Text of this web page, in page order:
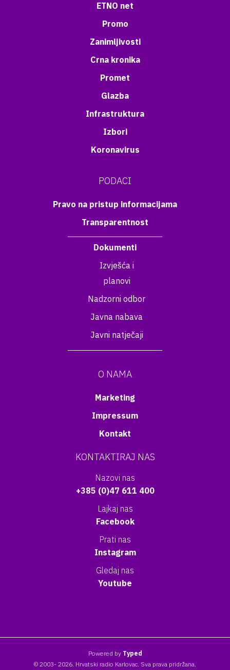
ETNO net
Promo
Zanimljivosti
Crna kronika
Promet
Glazba
Infrastruktura
Izbori
Koronavirus
PODACI
Pravo na pristup informacijama
Transparentnost
Dokumenti
Izvješća i
planovi
Nadzorni odbor
Javna nabava
Javni natječaji
O NAMA
Marketing
Impressum
Kontakt
KONTAKTIRAJ NAS
Nazovi nas
+385 (0)47 611 400
Lajkaj nas
Facebook
Prati nas
Instagram
Gledaj nas
Youtube
Powered by Typed
© 2003- 2026. Hrvatski radio Karlovac. Sva prava pridržana.